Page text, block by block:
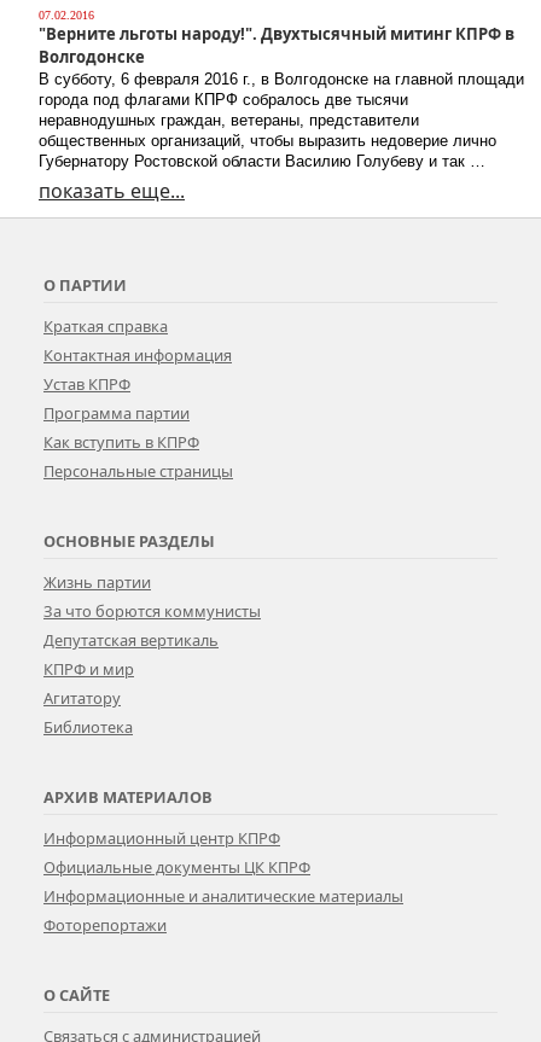
07.02.2016
"Верните льготы народу!". Двухтысячный митинг КПРФ в
Волгодонске
В субботу, 6 февраля 2016 г., в Волгодонске на главной площади
города под флагами КПРФ собралось две тысячи
неравнодушных граждан, ветераны, представители
общественных организаций, чтобы выразить недоверие лично
Губернатору Ростовской области Василию Голубеву и так …
показать еще...
О ПАРТИИ
Краткая справка
Контактная информация
Устав КПРФ
Программа партии
Как вступить в КПРФ
Персональные страницы
ОСНОВНЫЕ РАЗДЕЛЫ
Жизнь партии
За что борются коммунисты
Депутатская вертикаль
КПРФ и мир
Агитатору
Библиотека
АРХИВ МАТЕРИАЛОВ
Информационный центр КПРФ
Официальные документы ЦК КПРФ
Информационные и аналитические материалы
Фоторепортажи
О САЙТЕ
Связаться с администрацией